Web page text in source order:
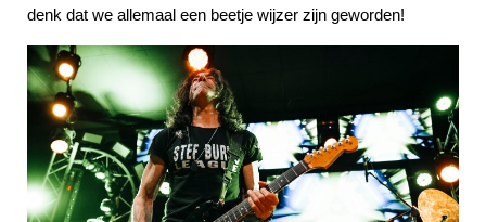
denk dat we allemaal een beetje wijzer zijn geworden!